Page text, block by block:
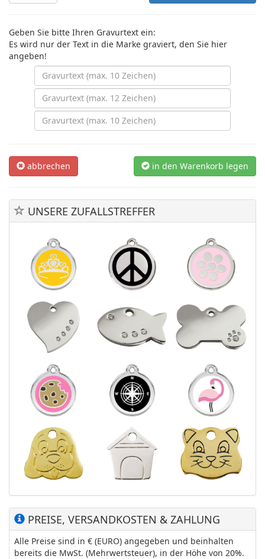
Geben Sie bitte Ihren Gravurtext ein:
Es wird nur der Text in die Marke graviert, den Sie hier
angeben!
abbrechen in den Warenkorb legen
UNSERE ZUFALLSTREFFER
PREISE, VERSANDKOSTEN & ZAHLUNG
Alle Preise sind in € (EURO) angegeben und beinhalten
bereits die MwSt. (Mehrwertsteuer), in der Höhe von 20%.